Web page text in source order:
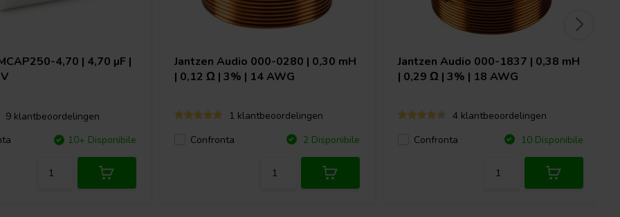
4,70 | 4,70 µF |
9 klantbeoordelingen
10+ Disponibile
Jantzen Audio 000-0280 | 0,30 mH
| 0,12 Ω | 3% | 14 AWG
1 klantbeoordelingen
Confronta
2 Disponibile
Jantzen Audio 000-1837 | 0,38 mH
| 0,29 Ω | 3% | 18 AWG
4 klantbeoordelingen
Confronta
10 Disponibile